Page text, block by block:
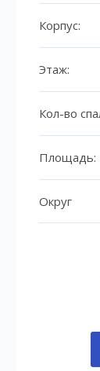
Корпус:
Этаж:
Кол-во
Площадь:
Округ